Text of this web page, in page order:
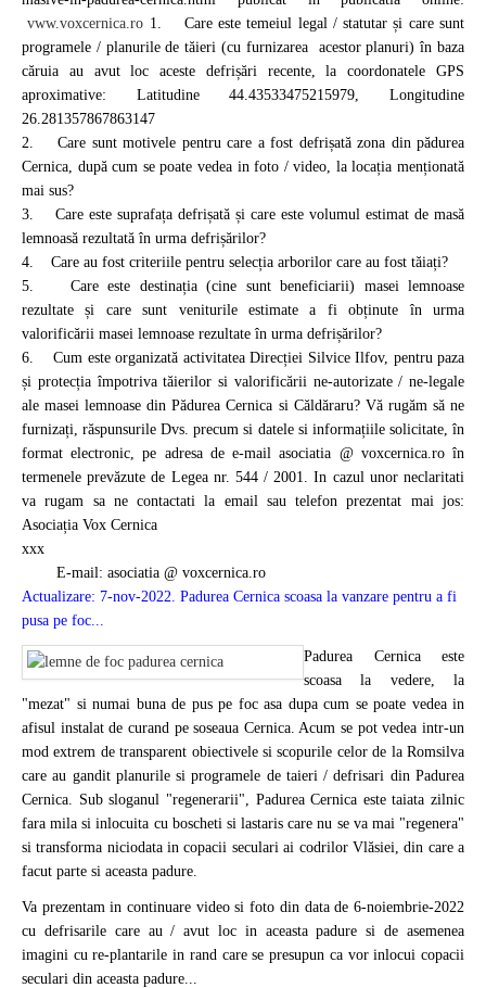
vww.voxcernica.ro 1. Care este temeiul legal / statutar și care sunt
programele / planurile de tăieri (cu furnizarea acestor planuri) în baza
căruia au avut loc aceste defrișări recente, la coordonatele GPS
aproximative: Latitudine 44.43533475215979, Longitudine
26.281357867863147
2. Care sunt motivele pentru care a fost defrișată zona din pădurea
Cernica, după cum se poate vedea in foto / video, la locația menționată
mai sus?
3. Care este suprafața defrișată și care este volumul estimat de masă
lemnoasă rezultată în urma defrișărilor?
4. Care au fost criteriile pentru selecția arborilor care au fost tăiați?
5. Care este destinația (cine sunt beneficiarii) masei lemnoase
rezultate și care sunt veniturile estimate a fi obținute în urma
valorificării masei lemnoase rezultate în urma defrișărilor?
6. Cum este organizată activitatea Direcției Silvice Ilfov, pentru paza
și protecția împotriva tăierilor si valorificării ne-autorizate / ne-legale
ale masei lemnoase din Pădurea Cernica si Căldăraru? Vă rugăm să ne
furnizați, răspunsurile Dvs. precum si datele si informațiile solicitate, în
format electronic, pe adresa de e-mailasociatia @ voxcernica.roîn
termenele prevăzute de Legea nr. 544 / 2001. In cazul unor neclaritati
va rugam sa ne contactati la email sau telefon prezentat mai jos:
Asociația Vox Cernica
xxx
E-mail: asociatia @ voxcernica.ro
Actualizare: 7-nov-2022. Padurea Cernica scoasa la vanzare pentru a fi
pusa pe foc...
Padurea Cernica este
scoasa la vedere, la
"mezat" si numai buna de pus pe foc asa dupa cum se poate vedea in
afisul instalat de curand pe soseaua Cernica. Acum se pot vedea intr-un
mod extrem de transparent obiectivele si scopurile celor de la Romsilva
care au gandit planurile si programele de taieri / defrisari din Padurea
Cernica. Sub sloganul "regenerarii", Padurea Cernica este taiata zilnic
fara mila si inlocuita cu boscheti si lastaris care nu se va mai "regenera"
si transforma niciodata in copacii seculari ai codrilor Vlăsiei, din care a
facut parte si aceasta padure.
Va prezentam in continuare video si foto din data de 6-noiembrie-2022
cu defrisarile care au / avut loc in aceasta padure si de asemenea
imagini cu re-plantarile in rand care se presupun ca vor inlocui copacii
seculari din aceasta padure...